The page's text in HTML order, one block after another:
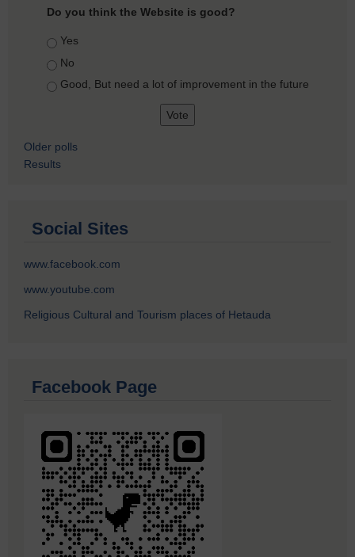
Do you think the Website is good?
Choices
Yes
No
Good, But need a lot of improvement in the future
Older polls
Results
Social Sites
www.facebook.com
www.youtube.com
Religious Cultural and Tourism places of Hetauda
Facebook Page